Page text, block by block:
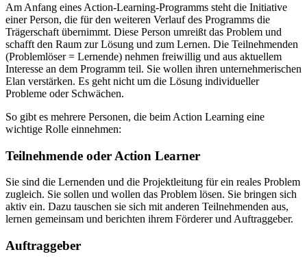
Am Anfang eines Action-Learning-Programms steht die Initiative
einer Person, die für den weiteren Verlauf des Programms die
Trägerschaft übernimmt. Diese Person umreißt das Problem und
schafft den Raum zur Lösung und zum Lernen. Die Teilnehmenden
(Problemlöser = Lernende) nehmen freiwillig und aus aktuellem
Interesse an dem Programm teil. Sie wollen ihren unternehmerischen
Elan verstärken. Es geht nicht um die Lösung individueller
Probleme oder Schwächen.
So gibt es mehrere Personen, die beim Action Learning eine
wichtige Rolle einnehmen:
Teilnehmende oder Action Learner
Sie sind die Lernenden und die Projektleitung für ein reales Problem
zugleich. Sie sollen und wollen das Problem lösen. Sie bringen sich
aktiv ein. Dazu tauschen sie sich mit anderen Teilnehmenden aus,
lernen gemeinsam und berichten ihrem Förderer und Auftraggeber.
Auftraggeber